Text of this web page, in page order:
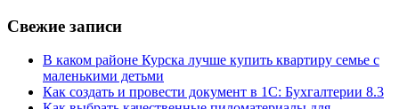
Свежие записи
В каком районе Курска лучше купить квартиру семье с
маленькими детьми
Как создать и провести документ в 1С: Бухгалтерии 8.3